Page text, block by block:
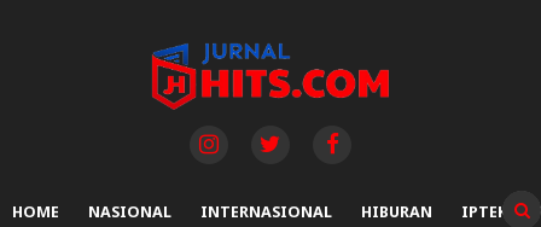
HOME NASIONAL INTERNASIONAL HIBURAN IPTEK